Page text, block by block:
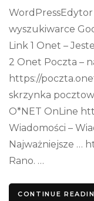
wyszukiwarce
Link 1 Onet –
2 Onet Poczta –
https://
skrzynka
O*NET OnLine
Wiadomości –
Najważniejsze …
Rano. …
CONTINUE